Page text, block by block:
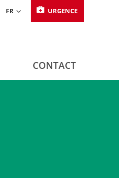
URGENCE
FR
CONTACT